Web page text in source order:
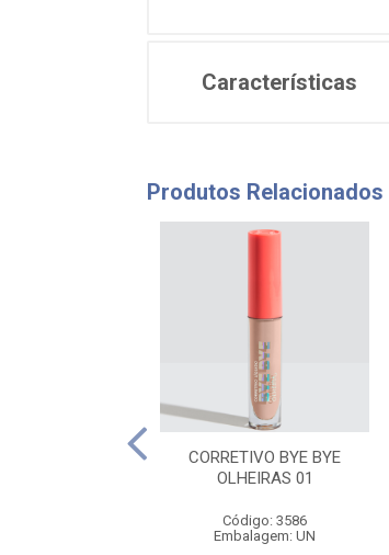
Características
Produtos Relacionados
CORRETIVO BYE BYE
OLHEIRAS 01
Código: 3586
Embalagem: UN